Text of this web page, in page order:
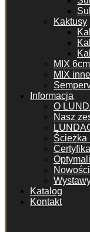
Kaktusy
MIX 6cm
MIX inne
Informacja
O
Nasz
Ścieżka
Nowości
Katalog
Kontakt